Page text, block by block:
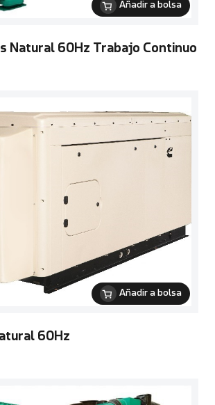
Añadir a bolsa
Natural 60Hz Trabajo Continuo
Añadir a bolsa
60Hz